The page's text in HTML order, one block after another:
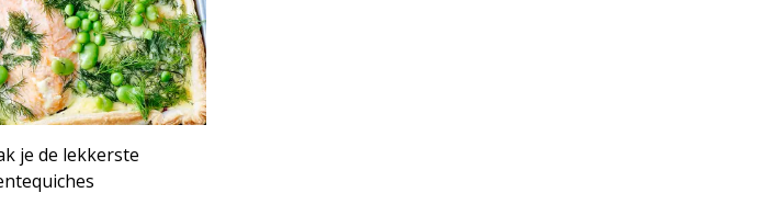
je de lekkerste